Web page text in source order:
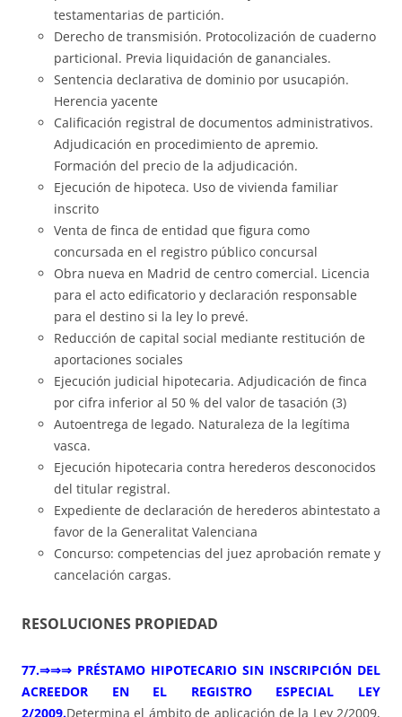
testamentarias de partición.
Derecho de transmisión. Protocolización de cuaderno
particional. Previa liquidación de gananciales.
Sentencia declarativa de dominio por usucapión.
Herencia yacente
Calificación registral de documentos administrativos.
Adjudicación en procedimiento de apremio.
Formación del precio de la adjudicación.
Ejecución de hipoteca. Uso de vivienda familiar
inscrito
Venta de finca de entidad que figura como
concursada en el registro público concursal
Obra nueva en Madrid de centro comercial. Licencia
para el acto edificatorio y declaración responsable
para el destino si la ley lo prevé.
Reducción de capital social mediante restitución de
aportaciones sociales
Ejecución judicial hipotecaria. Adjudicación de finca
por cifra inferior al 50 % del valor de tasación (3)
Autoentrega de legado. Naturaleza de la legítima
vasca.
Ejecución hipotecaria contra herederos desconocidos
del titular registral.
Expediente de declaración de herederos abintestato a
favor de la Generalitat Valenciana
Concurso: competencias del juez aprobación remate y
cancelación cargas.
RESOLUCIONES PROPIEDAD
77.⇒⇒⇒ PRÉSTAMO HIPOTECARIO SIN INSCRIPCIÓN DEL
ACREEDOR EN EL REGISTRO ESPECIAL LEY
2/2009.Determina el ámbito de aplicación de la Ley 2/2009,